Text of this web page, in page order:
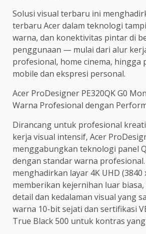
Solusi visual terbaru ini
terbaru Acer dalam teknologi
warna, dan konektivitas pintar di
penggunaan — mulai dari alur
profesional, home cinema, hingga
mobile dan ekspresi personal.
Acer ProDesigner PE320QK G0
Warna Profesional dengan
Dirancang untuk profesional
kerja visual intensif, Acer
menggabungkan teknologi panel
dengan standar warna
menghadirkan layar 4K UHD (3840
memberikan kejernihan luar
detail dan kedalaman visual yang
warna 10-bit sejati dan sertifikasi
True Black 500 untuk kontras